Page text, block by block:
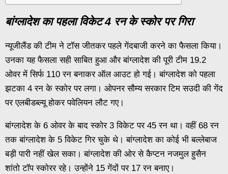
बांग्लादेश का पहला विकेट 4 रन के स्कोर पर गिरा
न्यूजीलैंड की टीम ने टॉस जीतकर पहले गेंदबाजी करने का फैसला किया।
उनका यह फैसला सही साबित हुआ और बांग्लादेश की पूरी टीम 19.2
ओवर में सिर्फ 110 रन बनाकर ऑल आउट हो गई। बांग्लादेश को पहला
झटका 4 रन के स्कोर पर लगा। ओपनर सौम्य सरकार टिम सउदी की गेंद
पर एलबीडब्ल्यू होकर पवेलियन लौट गए।
बांग्लादेश के 6 ओवर के बाद स्कोर 3 विकेट पर 45 रन था। वहीं 68 रन
तक बांग्लादेश के 5 विकेट गिर चुके थे। बांग्लादेश का कोई भी बल्लेबाज
बड़ी पारी नहीं खेल सका। बांग्लादेश की ओर से कैप्टन नजमुल हुसैन
शांतो टॉप स्कोरर रहे। उन्होंने 15 गेंदों पर 17 रन बनाए।